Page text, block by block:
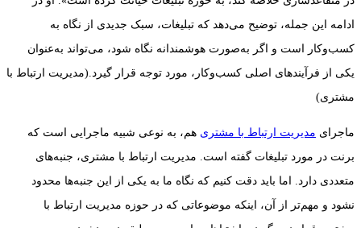
ادامه این جمله، توضیح می‌دهد که تبلیغات، سبک جدیدی از نگاه به
کسب‌وکار است و اگر به‌صورت هوشمندانه نگاه شود، می‌تواند به‌عنوان
یکی از فرآیندهای اصلی کسب‌وکار، مورد توجه قرار گیرد.(مدیریت ارتباط با
مشتری)
ماجرای مدیریت ارتباط با مشتری هم، به نوعی شبیه ماجرایی است که
برنت در مورد تبلیغات گفته است. مدیریت ارتباط با مشتری، جنبه‌های
متعددی دارد. اما باید دقت کنیم که نگاه ما به یکی از این جنبه‌ها محدود
نشود و مهم‌تر از آن، اینکه موضوعاتی که در حوزه مدیریت ارتباط با